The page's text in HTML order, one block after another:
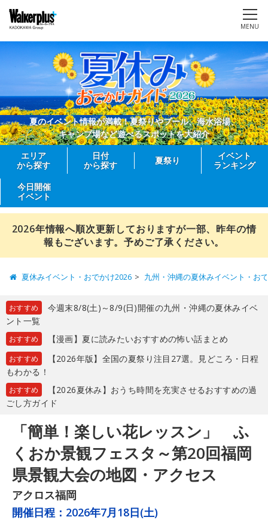
MENU
夏のイベント情報が満載！夏祭りやプール、海水浴場、
キャンプ場など遊べるスポットを大紹介
エリア
から探す
日付
から探す
夏祭り
イベント
ランキング
今日開催
イベント
2026年情報へ順次更新しておりますが一部、昨年の情
報もございます。予めご了承ください。
夏休みイベント・おでかけ2026 九州・沖縄の夏休みイベント・お
おすすめ
今週末8/8(土)～8/9(日)開催の九州・沖縄の夏休みイベ
ント一覧
おすすめ 【漫画】夏に読みたいおすすめの怖い話まとめ
おすすめ
【2026年版】全国の夏祭り注目27選。見どころ・日程
もわかる！
おすすめ
【2026夏休み】おうち時間を充実させるおすすめの過
ごし方ガイド
「簡単！楽しい花レッスン」 ふ
くおか景観フェスタ～第20回福岡
県景観大会の地図・アクセス
アクロス福岡
開催日程： 2026年7月18日(土)